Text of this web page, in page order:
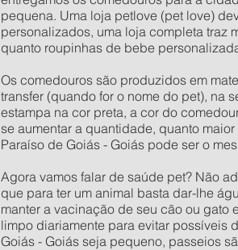
pequena. Uma loja petlove (pet love)
personalizados, uma loja completa traz
quanto roupinhas de bebe
Os comedouros são produzidos em
transfer (quando for o nome do pet), na
estampa na cor preta, a cor do
se aumentar a quantidade, quanto
Paraíso de Goiás - Goiás pode ser o
Agora vamos falar de saúde pet? Não
que para ter um animal basta dar-lhe
manter a vacinação de seu cão ou gato
limpo diariamente para evitar possíveis
Goiás - Goiás seja pequeno, passeios